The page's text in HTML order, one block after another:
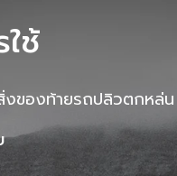
ช้
งของท้ายรถปลิวตกหล่น